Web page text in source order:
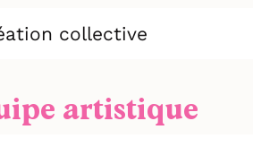
collective
artistique